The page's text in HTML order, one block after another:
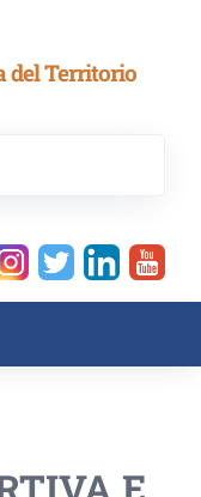
del Territorio